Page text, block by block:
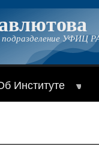
УФИЦ
Институте